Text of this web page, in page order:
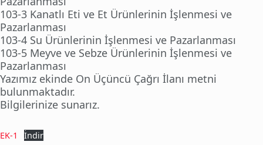
103-3 Kanatlı Eti ve Et Ürünlerinin İşlenmesi ve
Pazarlanması
103-4 Su Ürünlerinin İşlenmesi ve Pazarlanması
103-5 Meyve ve Sebze Ürünlerinin İşlenmesi ve
Pazarlanması
Yazımız ekinde On Üçüncü Çağrı İlanı metni
bulunmaktadır.
Bilgilerinize sunarız.
EK-1 İndir